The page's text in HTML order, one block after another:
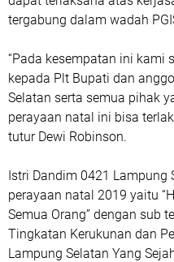
tergabung dalam wadah
“Pada kesempatan ini kami
kepada Plt Bupati dan
Selatan serta semua pihak
perayaan natal ini bisa
tutur Dewi Robinson.
Istri Dandim 0421 Lampung
perayaan natal 2019 yaitu
Semua Orang” dengan sub
Tingkatan Kerukunan dan
Lampung Selatan Yang